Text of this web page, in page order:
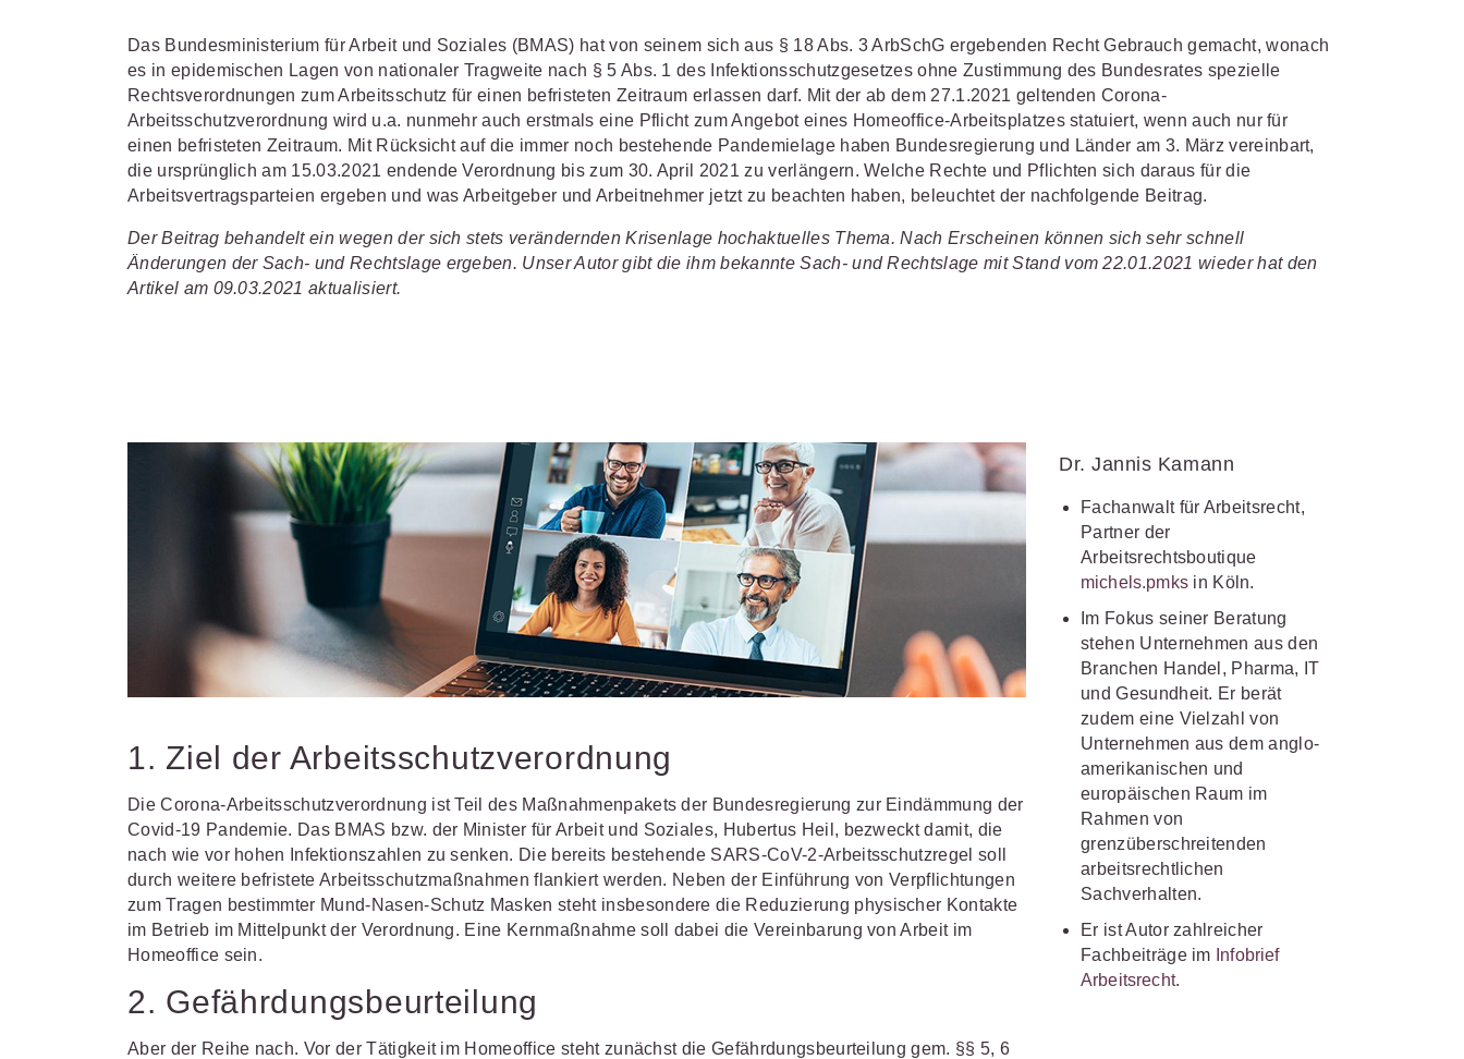
JURIS RECHT
Vollständig und vernetzt:
Übergreifende Rechtsinformationen
sowie vertiefende Inhalte zu allen
Fachgebietenfür Legal Professionals.
mehr erfahren
Finden Sie Lösungen und Inhalte, die zu Ihrem Fachgebiet passen.
Arbeitsrecht
Außenwirtschaftsrecht
Bankrecht
Compliance
Insolvenzrecht
IT-und Medienrecht
Kanzleimanagement
Medizinrecht
Miet- und
Wohneigentumsrecht
Notare
Öffentliches Dienstrecht
Öffentliches Recht
Sozialrecht
Versicherungsrecht
Zivil- und Zivilprozessrecht
JURIS BUSINESS
Praxisnah und intuitiv: Schutz vor
rechtlichen Risikenfür Unternehmen,
Institutionen und Steuerberater.
mehr erfahren
JURIS AKADEMIE
Qualifiziert und zertifiziert: Online-
Fortbildungenfür Fachanwältein
allen wichtigen Fachgebieten.
mehr erfahren
Testen Sie auch gerne unseren Online-Produktberater für eine erste
Produktempfehlung.
juristischen Informationen und
Management-Tools, die Ihre
Arbeitsprozesse erleichtern – aktuell,
vollständig und intelligent vernetzt.
Durch unsere langjährige
Zusammenarbeit mit namhaften
Kunden konnten wir unser Portfolio
optimal auf Ihre Anforderungen
alle Branchen
Vereine und Verbände
Unternehmen
Referendariat
Studium und Hochschule
arbeitet:Hilfe, Training, Downloads -
hier finden Sie alles, um juris noch
besser zu nutzen.
Sprechen Sie mit unseren routinierten
Referenten über Ihr Anliegen.Gerne
erörtern wir gemeinsam, wie das juris
Portal Sie am besten unterstützen
alle Services
WEITERE SERVICES
FAQ
Downloads
Veranstaltungen
juris PraxisReporte
Wir unterstützen Sie persönlich unter0681 5866-4422(Mo-Fr 8-18 Uhr).
Alle Kontaktmöglichkeiten
Das Bundesministerium für Arbeit und Soziales (BMAS) hat von seinem sich aus § 18 Abs. 3 ArbSchG ergebenden Recht Gebrauch gemacht, wonach
es in epidemischen Lagen von nationaler Tragweite nach § 5 Abs. 1 des Infektionsschutzgesetzes ohne Zustimmung des Bundesrates spezielle
Rechtsverordnungen zum Arbeitsschutz für einen befristeten Zeitraum erlassen darf. Mit der ab dem 27.1.2021 geltenden Corona-
Arbeitsschutzverordnung wird u.a. nunmehr auch erstmals eine Pflicht zum Angebot eines Homeoffice-Arbeitsplatzes statuiert, wenn auch nur für
einen befristeten Zeitraum. Mit Rücksicht auf die immer noch bestehende Pandemielage haben Bundesregierung und Länder am 3. März vereinbart,
die ursprünglich am 15.03.2021 endende Verordnung bis zum 30. April 2021 zu verlängern. Welche Rechte und Pflichten sich daraus für die
Arbeitsvertragsparteien ergeben und was Arbeitgeber und Arbeitnehmer jetzt zu beachten haben, beleuchtet der nachfolgende Beitrag.
Der Beitrag behandelt ein wegen der sich stets verändernden Krisenlage hochaktuelles Thema. Nach Erscheinen können sich sehr schnell
Änderungen der Sach- und Rechtslage ergeben. Unser Autor gibt die ihm bekannte Sach- und Rechtslage mit Stand vom 22.01.2021 wieder hat den
Artikel am 09.03.2021 aktualisiert.
1. Ziel der Arbeitsschutzverordnung
Die Corona-Arbeitsschutzverordnung ist Teil des Maßnahmenpakets der Bundesregierung zur Eindämmung der
Covid-19 Pandemie. Das BMAS bzw. der Minister für Arbeit und Soziales, Hubertus Heil, bezweckt damit, die
nach wie vor hohen Infektionszahlen zu senken. Die bereits bestehende SARS-CoV-2-Arbeitsschutzregel soll
durch weitere befristete Arbeitsschutzmaßnahmen flankiert werden. Neben der Einführung von Verpflichtungen
zum Tragen bestimmter Mund-Nasen-Schutz Masken steht insbesondere die Reduzierung physischer Kontakte
im Betrieb im Mittelpunkt der Verordnung. Eine Kernmaßnahme soll dabei die Vereinbarung von Arbeit im
Homeoffice sein.
2. Gefährdungsbeurteilung
Aber der Reihe nach. Vor der Tätigkeit im Homeoffice steht zunächst die Gefährdungsbeurteilung gem. §§ 5, 6
Dr. Jannis Kamann
Fachanwalt für Arbeitsrecht,
Partner der
Arbeitsrechtsboutique
michels.pmksin Köln.
Im Fokus seiner Beratung
stehen Unternehmen aus den
Branchen Handel, Pharma, IT
und Gesundheit. Er berät
zudem eine Vielzahl von
Unternehmen aus dem anglo-
amerikanischen und
europäischen Raum im
Rahmen von
grenzüberschreitenden
arbeitsrechtlichen
Sachverhalten.
Er ist Autor zahlreicher
Fachbeiträge im Infobrief
Arbeitsrecht.